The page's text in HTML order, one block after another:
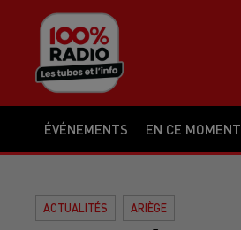
ÉVÉNEMENTS EN CE MOMENT
ACTUALITÉS ARIÈGE